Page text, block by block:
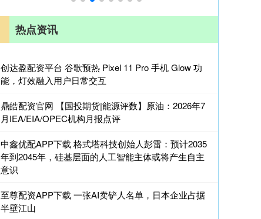
热点资讯
创达盈配资平台 谷歌预热 Pixel 11 Pro 手机 Glow 功
能，灯效融入用户日常交互
鼎皓配资官网 【国投期货|能源评数】原油：2026年7
月IEA/EIA/OPEC机构月报点评
中鑫优配APP下载 格式塔科技创始人彭雷：预计2035
年到2045年，硅基层面的人工智能主体或将产生自主
意识
至尊配资APP下载 一张AI卖铲人名单，日本企业占据
半壁江山